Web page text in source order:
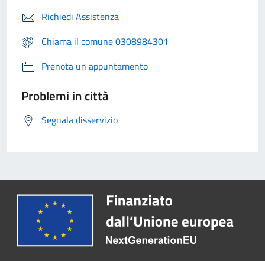
Richiedi Assistenza
Chiama il comune 0308984301
Prenota un appuntamento
Problemi in città
Segnala disservizio